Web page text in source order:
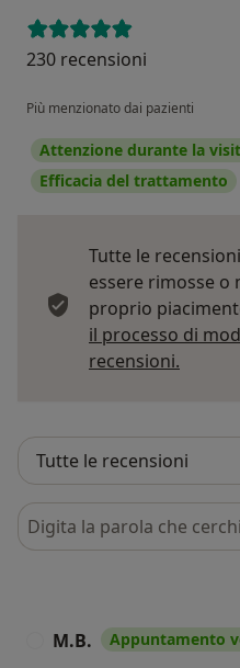
230 recensioni
Più menzionato dai pazienti
Attenzione durante la
Efficacia del trattamento
Tutte le
essere rimosse
proprio
il processo di
recensioni.
Cerca nelle recensioni
M.B. Appuntamento